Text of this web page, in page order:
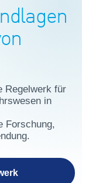
Regelwerk für
in
Forschung,